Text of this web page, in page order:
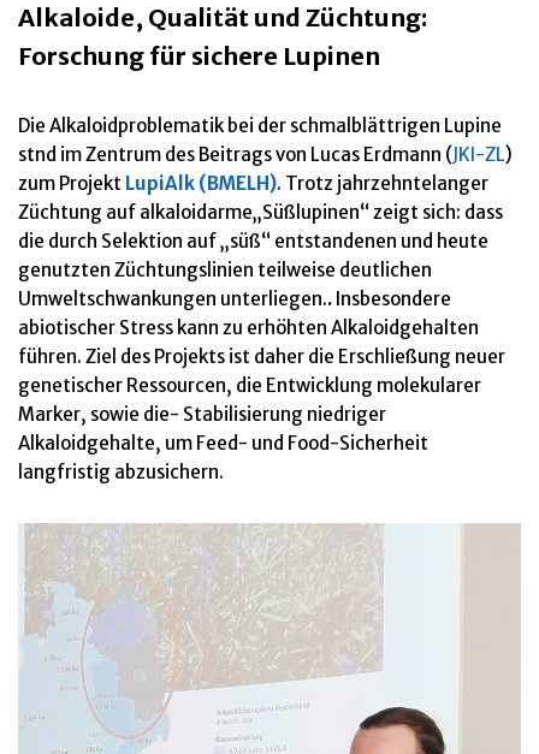
Alkaloide, Qualität und Züchtung:
Forschung für sichere Lupinen
Die Alkaloidproblematik bei der schmalblättrigen Lupine
stnd im Zentrum des Beitrags von Lucas Erdmann (JKI-ZL)
zum Projekt LupiAlk (BMELH). Trotz jahrzehntelanger
Züchtung auf alkaloidarme„Süßlupinen“ zeigt sich: dass
die durch Selektion auf „süß“ entstandenen und heute
genutzten Züchtungslinien teilweise deutlichen
Umweltschwankungen unterliegen.. Insbesondere
abiotischer Stress kann zu erhöhten Alkaloidgehalten
führen. Ziel des Projekts ist daher die Erschließung neuer
genetischer Ressourcen, die Entwicklung molekularer
Marker, sowie die- Stabilisierung niedriger
Alkaloidgehalte, um Feed- und Food-Sicherheit
langfristig abzusichern.